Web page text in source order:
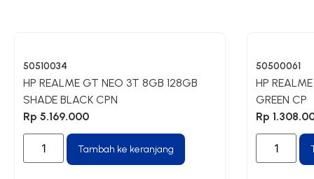
50510034
HP REALME GT NEO 3T 8GB 128GB
SHADE BLACK CPN
Rp 5.169.000
Tambah ke keranjang
50500061
HP
GREEN CP
Rp